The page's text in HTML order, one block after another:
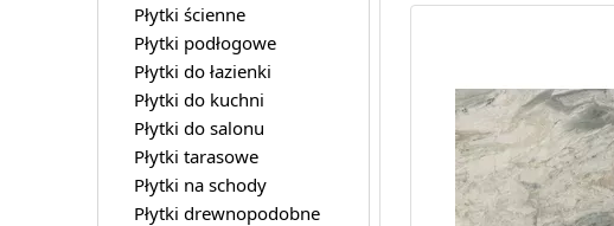
Płytki ścienne
Płytki podłogowe
Płytki do łazienki
Płytki do kuchni
Płytki do salonu
Płytki tarasowe
Płytki na schody
Płytki drewnopodobne